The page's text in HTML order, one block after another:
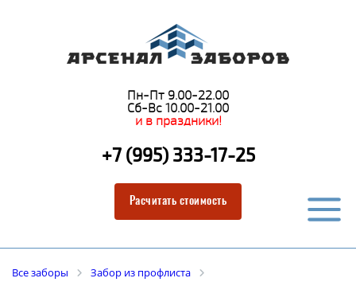
Пн-Пт 9.00-22.00
Сб-Вс 10.00-21.00
и в праздники!
+7 (995) 333-17-25
Расчитать стоимость
Все заборы
Забор из профлиста